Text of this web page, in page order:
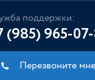
поддержки:
(985) 965-
Перезвоните мне